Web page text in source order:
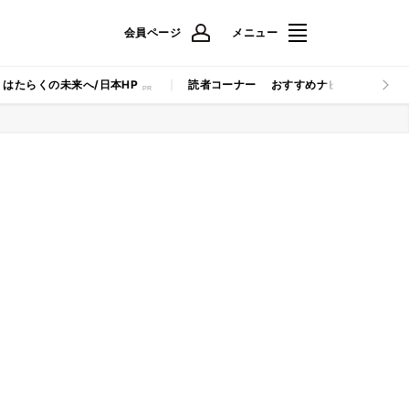
会員ページ メニュー
はたらくの未来へ/日本HP 読者コーナー おすすめナビ マイナビ